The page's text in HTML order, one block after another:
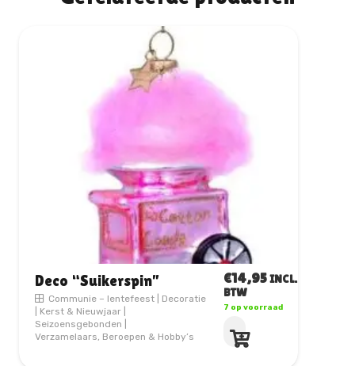
Deco “Welcome to the
world little man”
Decoratie|Geboortegeschenk
Kerst & Nieuwjaar|
Seizoensgebonden
€14,95 INCL.
BTW
11 op voorraad